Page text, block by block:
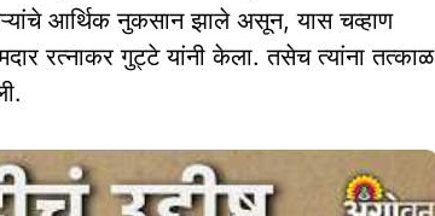
आर्थिक नुकसान झाले असून, यास चव्हाण
रत्नाकर गुट्टे यांनी केला. तसेच त्यांना तत्काळ